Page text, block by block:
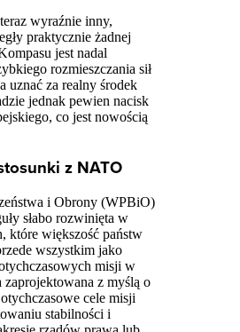
wyraźnie inny,
praktycznie żadnej
jest nadal
rozmieszczania sił
uznać za realny środek
jednak pewien nacisk
co jest nowością
z NATO
i Obrony (WPBiO)
słabo rozwinięta w
które większość państw
wszystkim jako
misji w
zaprojektowana z myślą o
cele misji
stabilności i